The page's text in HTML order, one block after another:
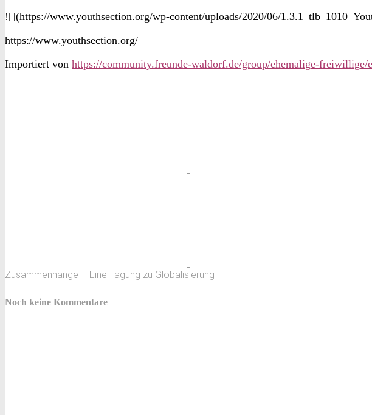
![](https://www.youthsection.org/wp-content/uploads/2020/06/
https://www.youthsection.org/
Importiert von https://community.freunde-waldorf.de/group/ehemalige-
Zusammenhänge – Eine Tagung zu Globalisierung
Noch keine Kommentare